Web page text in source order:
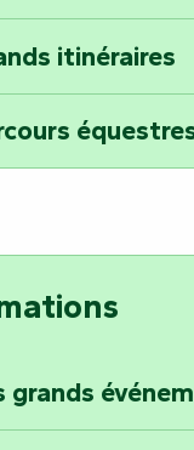
de la nature
la couler
dans le
la
itinéraires
grands
en